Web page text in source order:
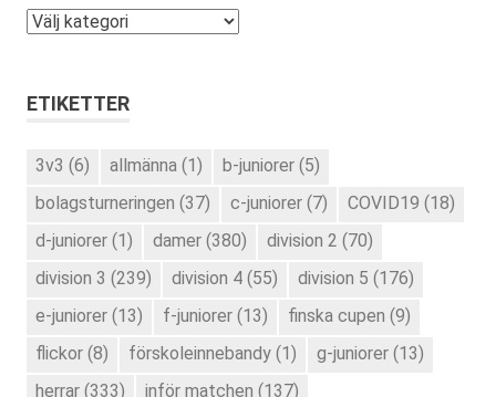
Kategorier
ETIKETTER
3v3 (6) allmänna (1) b-juniorer (5)
bolagsturneringen (37) c-juniorer (7) COVID19 (18)
d-juniorer (1) damer (380) division 2 (70)
division 3 (239) division 4 (55) division 5 (176)
e-juniorer (13) f-juniorer (13) finska cupen (9)
flickor (8) förskoleinnebandy (1) g-juniorer (13)
herrar (333) inför matchen (137)